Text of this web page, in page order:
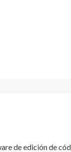
de edición de